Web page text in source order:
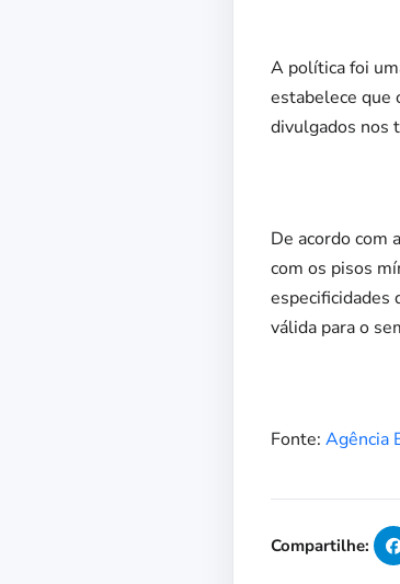
A política foi
estabelece que
divulgados nos
De acordo com
com os pisos
especificidades
válida para o
Fonte: Agência
Compartilhe: